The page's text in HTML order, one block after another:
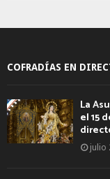
COFRADÍAS EN
La
el 15
julio